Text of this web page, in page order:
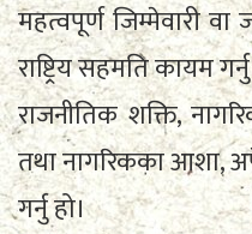
महत्वपूर्ण जिम्मेवारी
राष्ट्रिय सहमति कायम
राजनीतिक शक्ति,
तथा नागरिकका आशा,
गर्नु हो।